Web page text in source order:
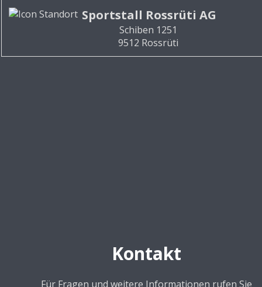
Sportstall Rossrüti AG
Schiben 1251
9512 Rossrüti
Kontakt
Für Fragen und weitere Informationen rufen Sie